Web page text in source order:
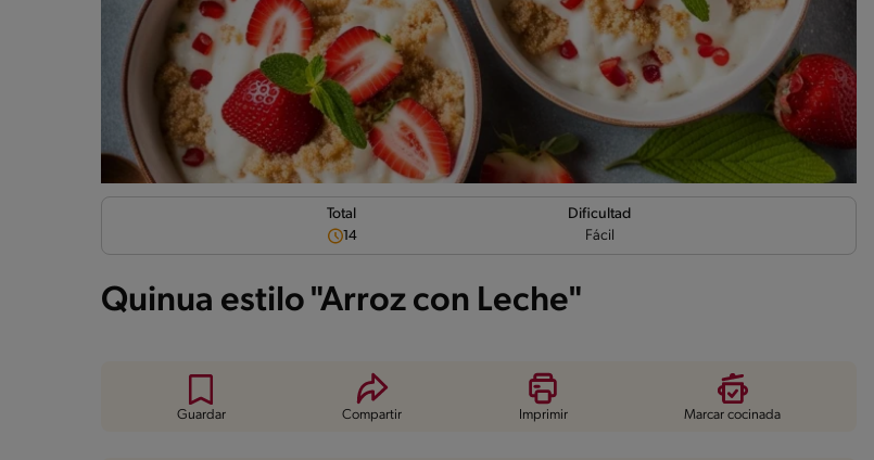
Total
14
Dificultad
Fácil
Quinua estilo "Arroz con Leche"
Guardar Compartir Imprimir Marcar cocinada